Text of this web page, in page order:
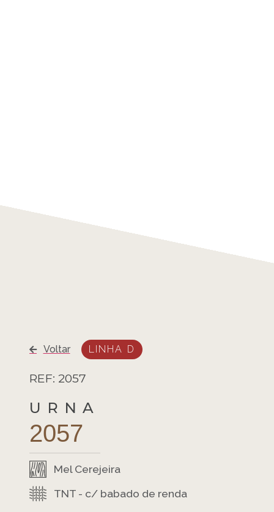
Voltar LINHA D
REF: 2057
URNA
2057
Mel Cerejeira
TNT - c/ babado de renda